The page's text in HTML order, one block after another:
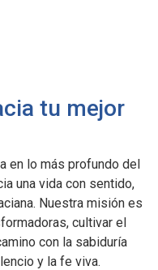
tu mejor
en lo más profundo del
una vida con sentido,
Nuestra misión es
cultivar el
con la sabiduría
y la fe viva.